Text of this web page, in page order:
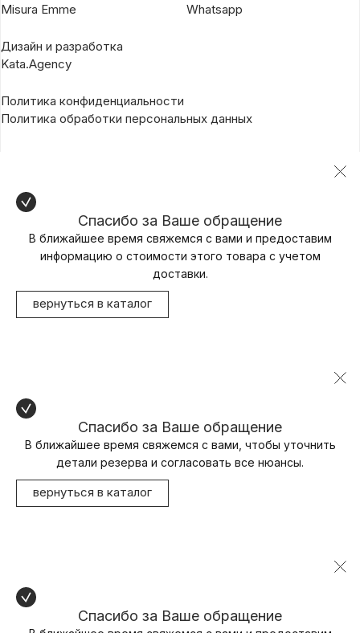
Misura Emme
Whatsapp
Дизайн и разработка
Kata.Agency
Политика конфиденциальности
Политика обработки персональных данных
Спасибо за Ваше обращение
В ближайшее время свяжемся с вами и предоставим
информацию о стоимости этого товара с учетом
доставки.
вернуться в каталог
Спасибо за Ваше обращение
В ближайшее время свяжемся с вами, чтобы уточнить
детали резерва и согласовать все нюансы.
вернуться в каталог
Спасибо за Ваше обращение